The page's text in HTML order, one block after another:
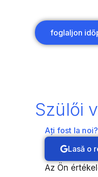
foglaljon
Szülői
Ați fost la
Lasă o
Az Ön